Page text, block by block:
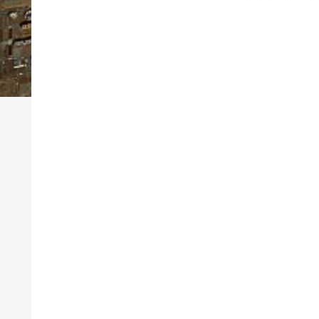
波が来るので荷